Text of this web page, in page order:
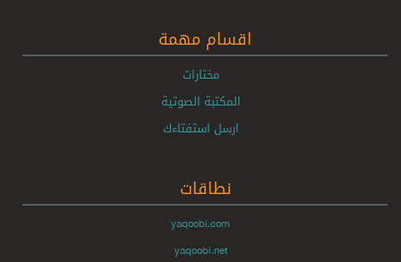
اقسام مهمة
مختارات
المكتبة الصوتية
ارسل استفتاءك
نطاقات
yaqoobi.com
yaqoobi.net